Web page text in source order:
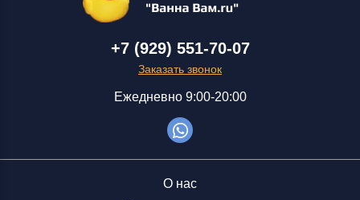
+7 (929) 551-70-07
Заказать звонок
Ежедневно 9:00-20:00
О нас